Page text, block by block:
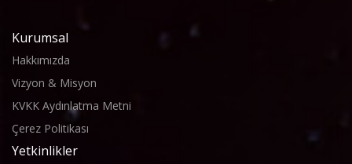
Kurumsal
Hakkımızda
Vizyon & Misyon
KVKK Aydınlatma Metni
Çerez Politikası
Yetkinlikler